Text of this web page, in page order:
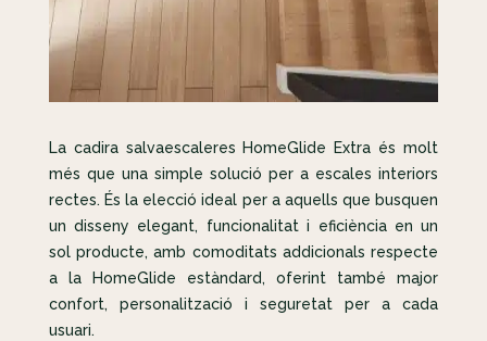
La cadira salvaescaleres HomeGlide Extra és molt
més que una simple solució per a escales interiors
rectes. És la elecció ideal per a aquells que busquen
un disseny elegant, funcionalitat i eficiència en un
sol producte, amb comoditats addicionals respecte
a la HomeGlide estàndard, oferint també major
confort, personalització i seguretat per a cada
usuari.